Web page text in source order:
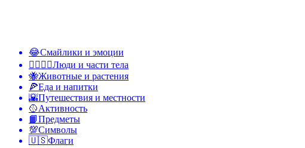
😂Смайлики и эмоции
👩‍❤️‍💋‍👨Люди и части тела
🐝Животные и растения
🍕Еда и напитки
🌇Путешествия и местности
🥎Активность
📙Предметы
💯Символы
🇺🇸Флаги